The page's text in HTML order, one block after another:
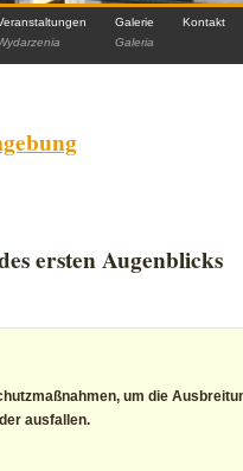
Galerie
Galeria
Kontakt
ersten Augenblicks
um die
ausfallen.